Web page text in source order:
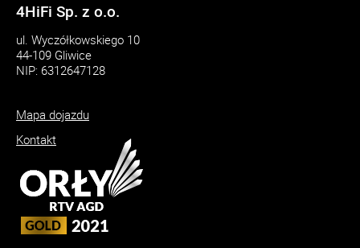
4HiFi Sp. z o.o.
ul. Wyczółkowskiego 10
44-109 Gliwice
NIP: 6312647128
Mapa dojazdu
Kontakt